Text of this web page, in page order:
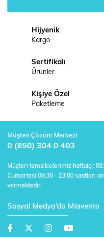
Hijyenik
Kargo
Sertifikalı
Ürünler
Kişiye Özel
Paketleme
Müşteri Çözüm Merkezi
0 (850) 304 0 403
Müşteri temsilcelerimiz haftaiçi:
Cumartesi 08:30 - 13:00 saatleri
vermektedir.
Sosyal Medya'da Miavento